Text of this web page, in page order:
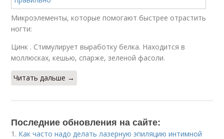
Микроэлементы, которые помогают быстрее отрастить
ногти:
Цинк . Стимулирует выработку белка. Находится в
моллюсках, кешью, спарже, зеленой фасоли.
Читать дальше →
Последние обновления на сайте:
1. Как часто надо делать лазерную эпиляцию интимной